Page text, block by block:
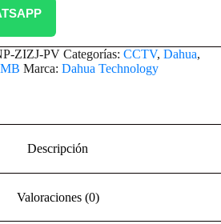
ZIZJ-PV Categorías: CCTV, Dahua,
Marca: Dahua Technology
Descripción
Valoraciones (0)